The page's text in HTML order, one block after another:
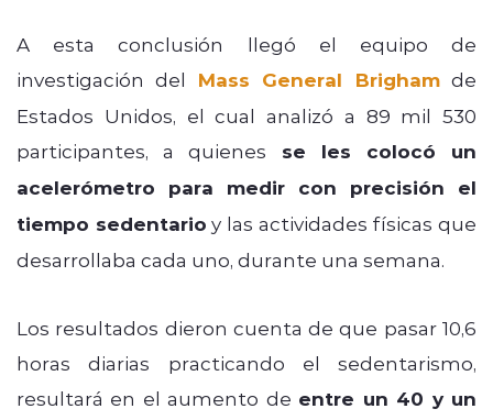
A esta conclusión llegó el equipo de
investigación del Mass General Brighamde
Estados Unidos, el cual analizó a 89 mil 530
participantes, a quienes se les colocó un
acelerómetro para medir con precisión el
tiempo sedentario y las actividades físicas que
desarrollaba cada uno, durante una semana.
Los resultados dieron cuenta de que pasar 10,6
horas diarias practicando el sedentarismo,
resultará en el aumento de entre un 40 y un